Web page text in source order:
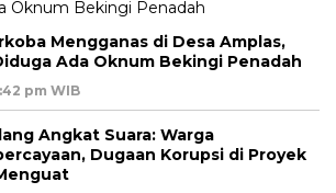
Mengganas di Desa Amplas,
Ada Oknum Bekingi Penadah
pm WIB
Angkat Suara: Warga
Dugaan Korupsi di Proyek